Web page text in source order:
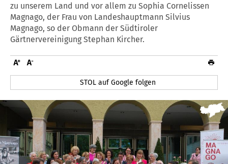
zu unserem Land und vor allem zu Sophia Cornelissen
Magnago, der Frau von Landeshauptmann Silvius
Magnago, so der Obmann der Südtiroler
Gärtnervereinigung Stephan Kircher.
STOL auf Google folgen